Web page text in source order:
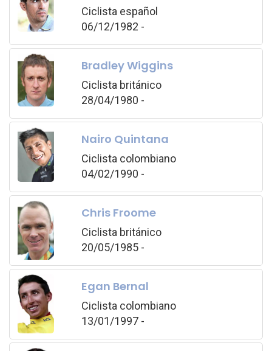
Ciclista español
06/12/1982 -
Bradley Wiggins
Ciclista británico
28/04/1980 -
Nairo Quintana
Ciclista colombiano
04/02/1990 -
Chris Froome
Ciclista británico
20/05/1985 -
Egan Bernal
Ciclista colombiano
13/01/1997 -